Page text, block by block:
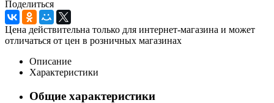
Поделиться
Цена действительна только для интернет-магазина и может
отличаться от цен в розничных магазинах
Описание
Характеристики
Общие характеристики